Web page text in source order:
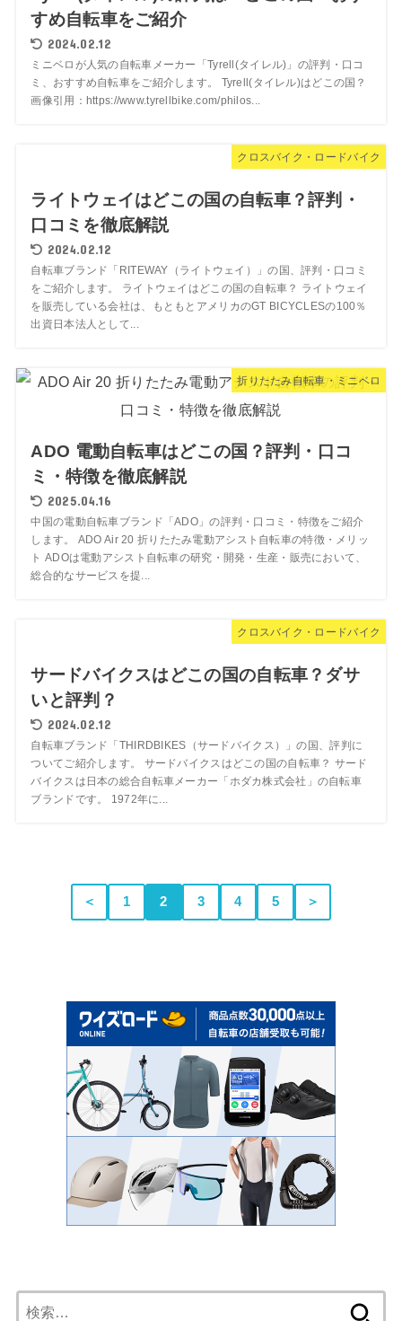
すめ自転車をご紹介
2024.02.12
ミニベロが人気の自転車メーカー「Tyrell(タイレル)」の評判・口コ
ミ、おすすめ自転車をご紹介します。 Tyrell(タイレル)はどこの国？
画像引用：https://www.tyrellbike.com/philos...
クロスバイク・ロードバイク
ライトウェイはどこの国の自転車？評判・
口コミを徹底解説
2024.02.12
自転車ブランド「RITEWAY（ライトウェイ）」の国、評判・口コミ
をご紹介します。 ライトウェイはどこの国の自転車？ ライトウェイ
を販売している会社は、もともとアメリカのGT BICYCLESの100％
出資日本法人として...
折りたたみ自転車・ミニベロ
ADO 電動自転車はどこの国？評判・口コ
ミ・特徴を徹底解説
2025.04.16
中国の電動自転車ブランド「ADO」の評判・口コミ・特徴をご紹介
します。 ADO Air 20 折りたたみ電動アシスト自転車の特徴・メリッ
ト ADOは電動アシスト自転車の研究・開発・生産・販売において、
総合的なサービスを提...
クロスバイク・ロードバイク
サードバイクスはどこの国の自転車？ダサ
いと評判？
2024.02.12
自転車ブランド「THIRDBIKES（サードバイクス）」の国、評判に
ついてご紹介します。 サードバイクスはどこの国の自転車？ サード
バイクスは日本の総合自転車メーカー「ホダカ株式会社」の自転車
ブランドです。 1972年に...
＜ 1 2 3 4 5 ＞